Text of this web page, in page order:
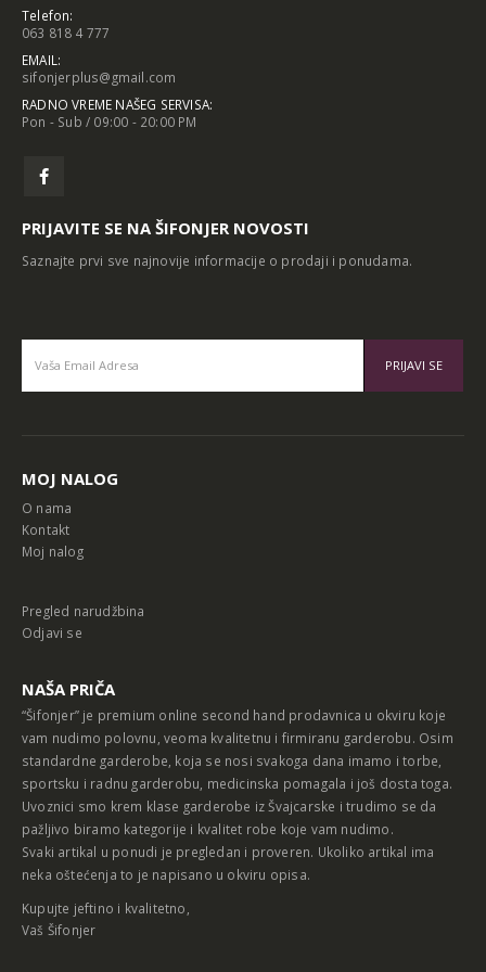
Telefon:
063 818 4 777
EMAIL:
sifonjerplus@gmail.com
RADNO VREME NAŠEG SERVISA:
Pon - Sub / 09:00 - 20:00 PM
PRIJAVITE SE NA ŠIFONJER NOVOSTI
Saznajte prvi sve najnovije informacije o prodaji i ponudama.
MOJ NALOG
O nama
Kontakt
Moj nalog
Pregled narudžbina
Odjavi se
NAŠA PRIČA
“Šifonjer” je premium online second hand prodavnica u okviru koje
vam nudimo polovnu, veoma kvalitetnu i firmiranu garderobu. Osim
standardne garderobe, koja se nosi svakoga dana imamo i torbe,
sportsku i radnu garderobu, medicinska pomagala i još dosta toga.
Uvoznici smo krem klase garderobe iz Švajcarske i trudimo se da
pažljivo biramo kategorije i kvalitet robe koje vam nudimo.
Svaki artikal u ponudi je pregledan i proveren. Ukoliko artikal ima
neka oštećenja to je napisano u okviru opisa.
Kupujte jeftino i kvalitetno,
Vaš Šifonjer